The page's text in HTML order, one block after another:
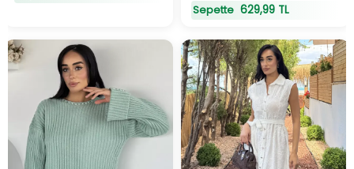
Sepette 629,99 TL